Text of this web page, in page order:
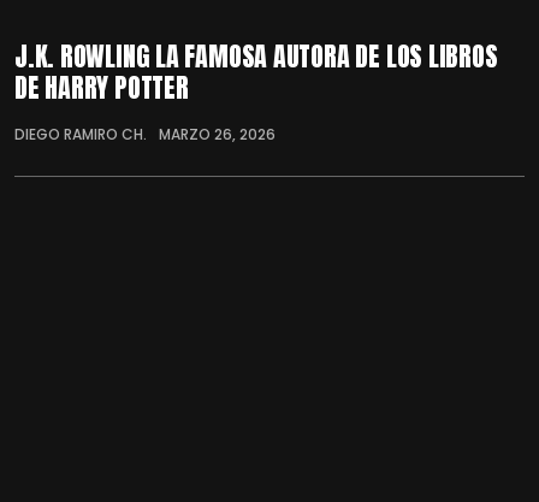
J.K. ROWLING LA FAMOSA AUTORA DE LOS LIBROS
DE HARRY POTTER
DIEGO RAMIRO CH. MARZO 26, 2026